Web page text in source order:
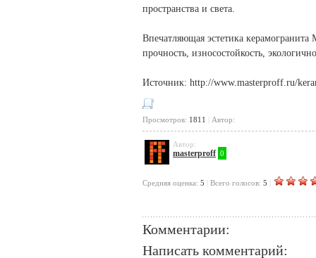
пространства и света.
Впечатляющая эстетика керамогранита
прочность, износостойкость,
Источник: http://www.masterproff.ru/
Просмотров: 1811 Автор:
Автор:
masterproff 0
Cредняя оценка: 5 Всего голосов: 5
Комментарии:
Написать комментарий: